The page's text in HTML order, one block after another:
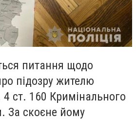
питання щодо
підозру жителю
ст. 160 Кримінального
За скоєне йому